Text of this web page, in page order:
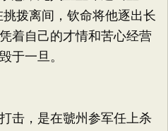
拨离间，钦命将他逐出长
着自己的才情和苦心经营
于一旦。
，是在虢州参军任上杀